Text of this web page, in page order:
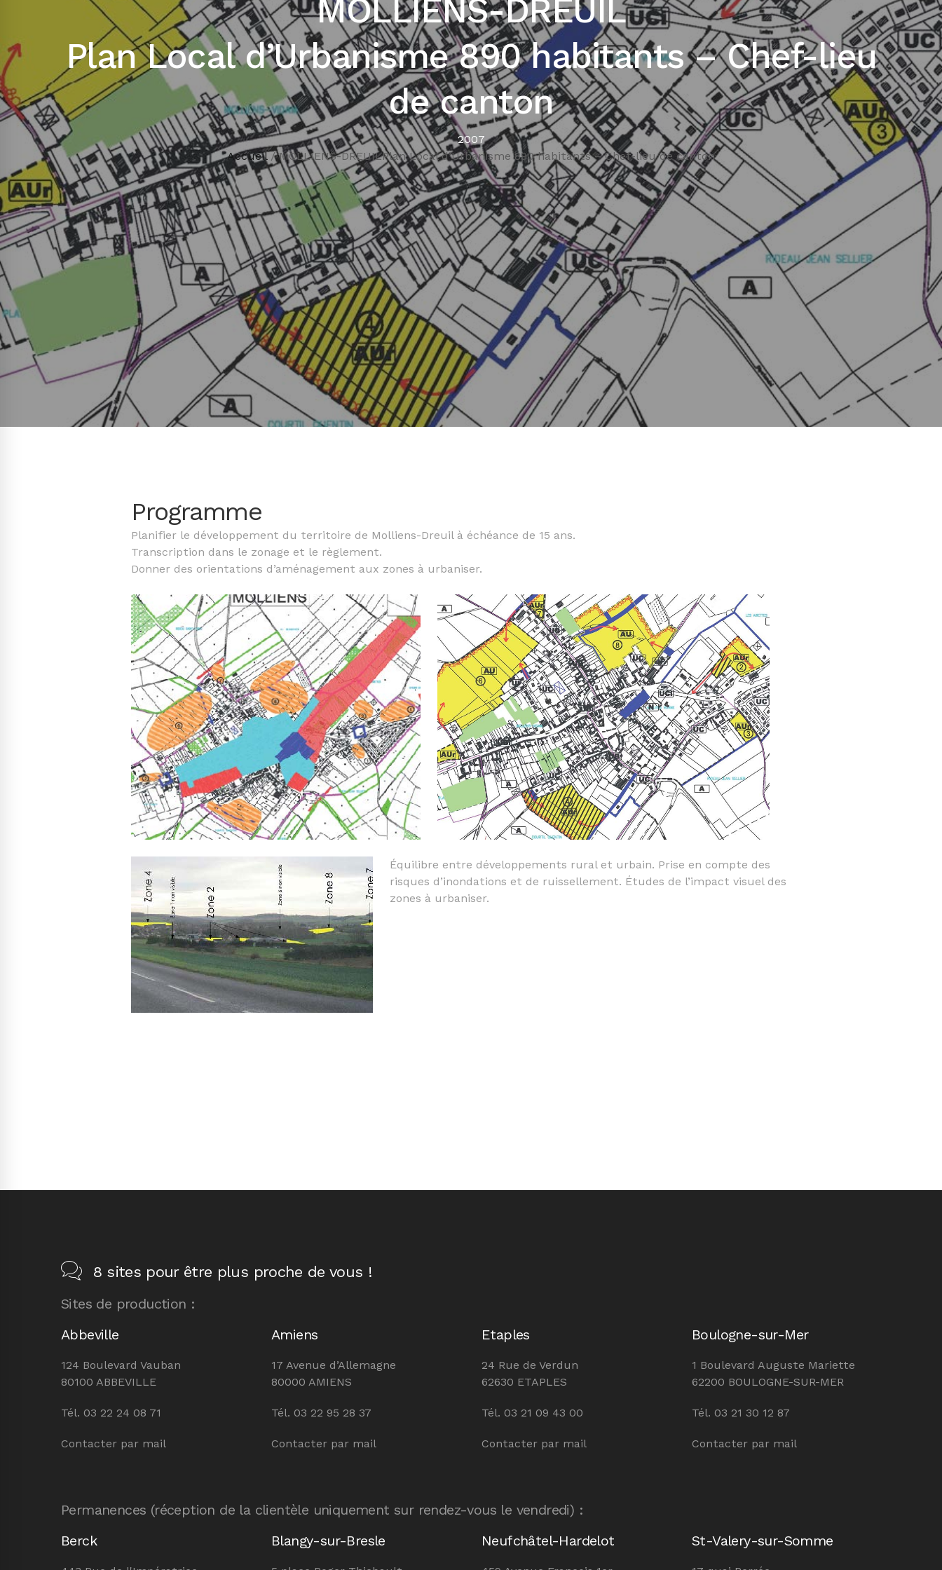
MOLLIENS-DREUIL
Plan Local d’Urbanisme 890 habitants – Chef-lieu
de canton
2007
Accueil/MOLLIENS-DREUILPlan Local d’Urbanisme 890 habitants – Chef-lieu de canton
Programme
Planifier le développement du territoire de Molliens-Dreuil à échéance de 15 ans.
Transcription dans le zonage et le règlement.
Donner des orientations d’aménagement aux zones à urbaniser.
Équilibre entre développements rural et urbain. Prise en compte des
risques d’inondations et de ruissellement. Études de l’impact visuel des
zones à urbaniser.
8 sites pour être plus proche de vous !
Sites de production :
Abbeville
124 Boulevard Vauban
80100 ABBEVILLE
Tél. 03 22 24 08 71
Contacter par mail
Amiens
17 Avenue d’Allemagne
80000 AMIENS
Tél. 03 22 95 28 37
Contacter par mail
Etaples
24 Rue de Verdun
62630 ETAPLES
Tél. 03 21 09 43 00
Contacter par mail
Boulogne-sur-Mer
1 Boulevard Auguste Mariette
62200 BOULOGNE-SUR-MER
Tél. 03 21 30 12 87
Contacter par mail
Permanences (réception de la clientèle uniquement sur rendez-vous le vendredi) :
Berck
Blangy-sur-Bresle Neufchâtel-Hardelot St-Valery-sur-Somme